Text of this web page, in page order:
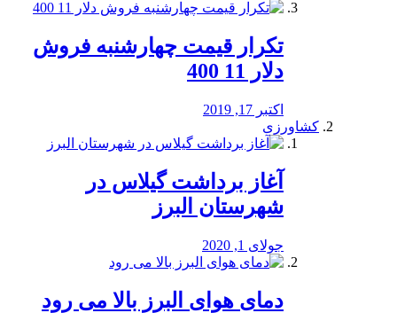
تکرار قیمت چهارشنبه فروش
دلار 11 400
اکتبر 17, 2019
کشاورزی
آغاز برداشت گیلاس در
شهرستان البرز
جولای 1, 2020
دمای هوای البرز بالا می رود